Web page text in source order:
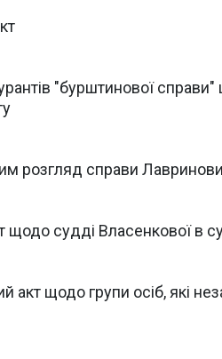
"бурштинової
розгляд справи
судді Власенкової в
акт щодо групи осіб, які